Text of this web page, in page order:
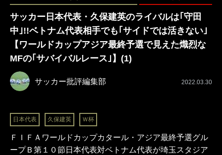
サッカー日本代表・久保建英のライバルは｢守田
中｣!!ベトナム代表相手でも｢サイドでは活きない｣
【ワールドカップアジア最終予選で見えた熾烈な
MFの｢サバイバルレース｣】(1)
サッカー批評編集部 2022.03.30
日本代表 久保建英 Ｗ杯
ＦＩＦＡワールドカップカタール・アジア最終予選グル
ープＢ第１０節日本代表対ベトナム代表が埼玉スタジア